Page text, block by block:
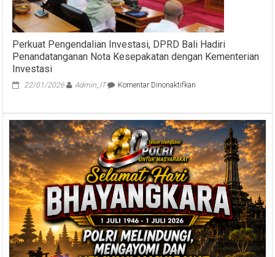
2025-
2029
Perkuat Pengendalian Investasi, DPRD Bali Hadiri
Penandatanganan Nota Kesepakatan dengan Kementerian
Investasi
22/01/2026 Admin_IT Komentar Dinonaktifkan
DPRD
Hadiri
Penandatanganan
Nota
Kesepakatan
dengan
Kementerian
Investasi